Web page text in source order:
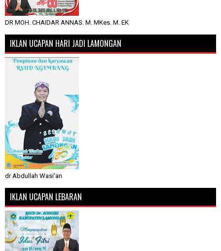
DR MOH. CHAIDAR ANNAS. M. MKes. M. EK
IKLAN UCAPAN HARI JADI LAMONGAN
dr Abdullah Wasi'an
IKLAN UCAPAN LEBARAN